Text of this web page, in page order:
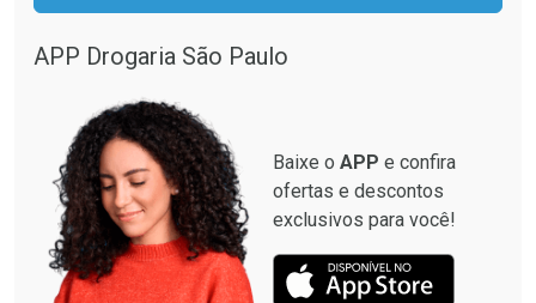
APP Drogaria São Paulo
Baixe o APP e confira
ofertas e descontos
exclusivos para você!